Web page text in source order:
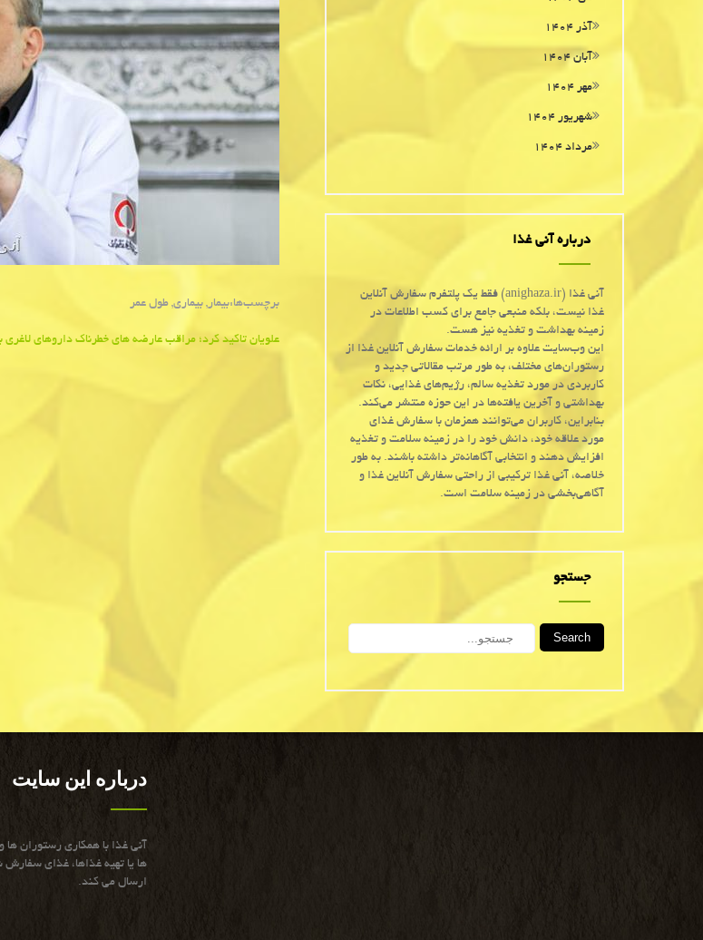
برچسب‌ها:بیمار, بیماری, طول عمر
Post
علویان تاكید كرد؛ مراقب عارضه های خطرناک داروهای لاغری
آذر ۱۴۰۴
آبان ۱۴۰۴
مهر ۱۴۰۴
شهریور ۱۴۰۴
مرداد ۱۴۰۴
درباره آنی غذا
آنی غذا (anighaza.ir) فقط یک پلتفرم سفارش آنلاین
غذا نیست، بلکه منبعی جامع برای کسب اطلاعات در
زمینه بهداشت و تغذیه نیز هست.
این وب‌سایت علاوه بر ارائه خدمات سفارش آنلاین غذا از
رستوران‌های مختلف، به طور مرتب مقالاتی جدید و
کاربردی در مورد تغذیه سالم، رژیم‌های غذایی، نکات
بهداشتی و آخرین یافته‌ها در این حوزه منتشر می‌کند.
بنابراین، کاربران می‌توانند همزمان با سفارش غذای
مورد علاقه خود، دانش خود را در زمینه سلامت و تغذیه
افزایش دهند و انتخابی آگاهانه‌تر داشته باشند. به طور
خلاصه، آنی غذا ترکیبی از راحتی سفارش آنلاین غذا و
آگاهی‌بخشی در زمینه سلامت است.
جستجو
Search
درباره این سایت
آنی غذا با همكاری رستوران
ها یا تهیه غذاها، غذای سفارش
ارسال می كند.